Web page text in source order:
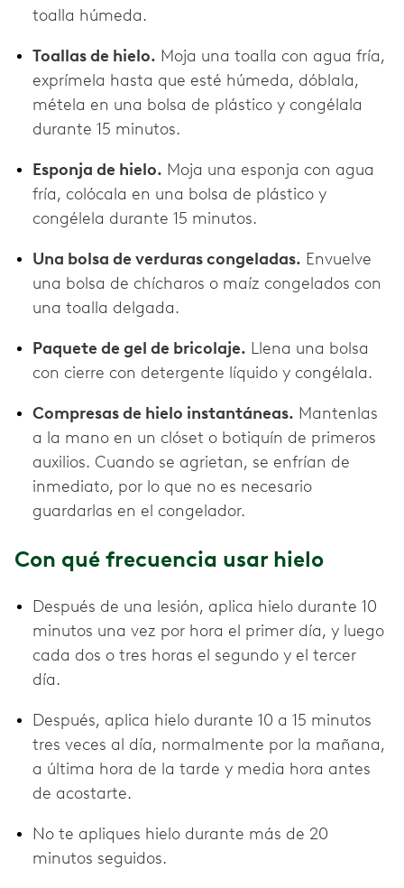
toalla húmeda.
Toallas de hielo. Moja una toalla con agua fría,
exprímela hasta que esté húmeda, dóblala,
métela en una bolsa de plástico y congélala
durante 15 minutos.
Esponja de hielo. Moja una esponja con agua
fría, colócala en una bolsa de plástico y
congélela durante 15 minutos.
Una bolsa de verduras congeladas. Envuelve
una bolsa de chícharos o maíz congelados con
una toalla delgada.
Paquete de gel de bricolaje. Llena una bolsa
con cierre con detergente líquido y congélala.
Compresas de hielo instantáneas. Mantenlas
a la mano en un clóset o botiquín de primeros
auxilios. Cuando se agrietan, se enfrían de
inmediato, por lo que no es necesario
guardarlas en el congelador.
Con qué frecuencia usar hielo
Después de una lesión, aplica hielo durante 10
minutos una vez por hora el primer día, y luego
cada dos o tres horas el segundo y el tercer
día.
Después, aplica hielo durante 10 a 15 minutos
tres veces al día, normalmente por la mañana,
a última hora de la tarde y media hora antes
de acostarte.
No te apliques hielo durante más de 20
minutos seguidos.